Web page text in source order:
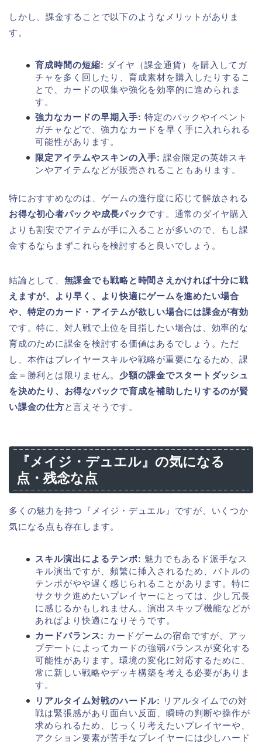
しかし、課金することで以下のようなメリットがありま
す。
育成時間の短縮: ダイヤ（課金通貨）を購入してガ
チャを多く回したり、育成素材を購入したりするこ
とで、カードの収集や強化を効率的に進められま
す。
強力なカードの早期入手: 特定のパックやイベント
ガチャなどで、強力なカードを早く手に入れられる
可能性があります。
限定アイテムやスキンの入手: 課金限定の英雄スキ
ンやアイテムなどが販売されることもあります。
特におすすめなのは、ゲームの進行度に応じて解放される
お得な初心者パックや成長パックです。通常のダイヤ購入
よりも割安でアイテムが手に入ることが多いので、もし課
金するならまずこれらを検討すると良いでしょう。
結論として、 無課金でも戦略と時間さえかければ十分に戦
えますが、より早く、より快適にゲームを進めたい場合
や、特定のカード・アイテムが欲しい場合には課金が有効
です。特に、対人戦で上位を目指したい場合は、効率的な
育成のために課金を検討する価値はあるでしょう。ただ
し、本作はプレイヤースキルや戦略が重要になるため、課
金＝勝利とは限りません。少額の課金でスタートダッシュ
を決めたり、お得なパックで育成を補助したりするのが賢
い課金の仕方と言えそうです。
『メイジ・デュエル』の気になる
点・残念な点
多くの魅力を持つ『メイジ・デュエル』ですが、いくつか
気になる点も存在します。
スキル演出によるテンポ: 魅力でもあるド派手なス
キル演出ですが、頻繁に挿入されるため、バトルの
テンポがやや遅く感じられることがあります。特に
サクサク進めたいプレイヤーにとっては、少し冗長
に感じるかもしれません。演出スキップ機能などが
あればより快適になりそうです。
カードバランス: カードゲームの宿命ですが、アッ
プデートによってカードの強弱バランスが変化する
可能性があります。環境の変化に対応するために、
常に新しい戦略やデッキ構築を考える必要がありま
す。
リアルタイム対戦のハードル: リアルタイムでの対
戦は緊張感があり面白い反面、瞬時の判断や操作が
求められるため、じっくり考えたいプレイヤーや、
アクション要素が苦手なプレイヤーには少しハード